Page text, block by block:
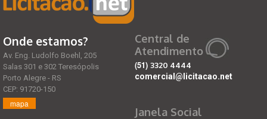
Onde estamos?
Av. Eng. Ludolfo Boehl, 205
Salas 301 e 302 Teresópolis
Porto Alegre - RS
CEP: 91720-150
mapa
Central de
Atendimento
(51) 3320 4444
comercial@licitacao.net
Janela Social